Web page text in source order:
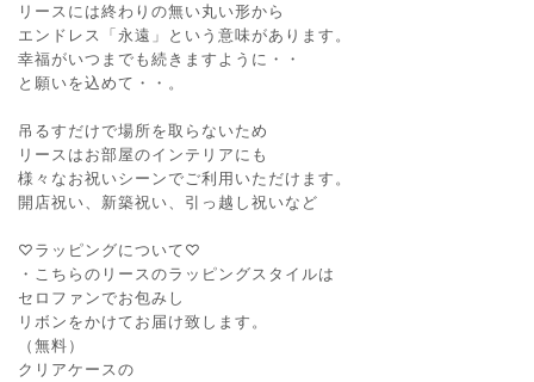
リースには終わりの無い丸い形から
エンドレス「永遠」という意味があります。
幸福がいつまでも続きますように・・
と願いを込めて・・。
吊るすだけで場所を取らないため
リースはお部屋のインテリアにも
様々なお祝いシーンでご利用いただけます。
開店祝い、新築祝い、引っ越し祝いなど
♡ラッピングについて♡
・こちらのリースのラッピングスタイルは
セロファンでお包みし
リボンをかけてお届け致します。
（無料）
クリアケースの